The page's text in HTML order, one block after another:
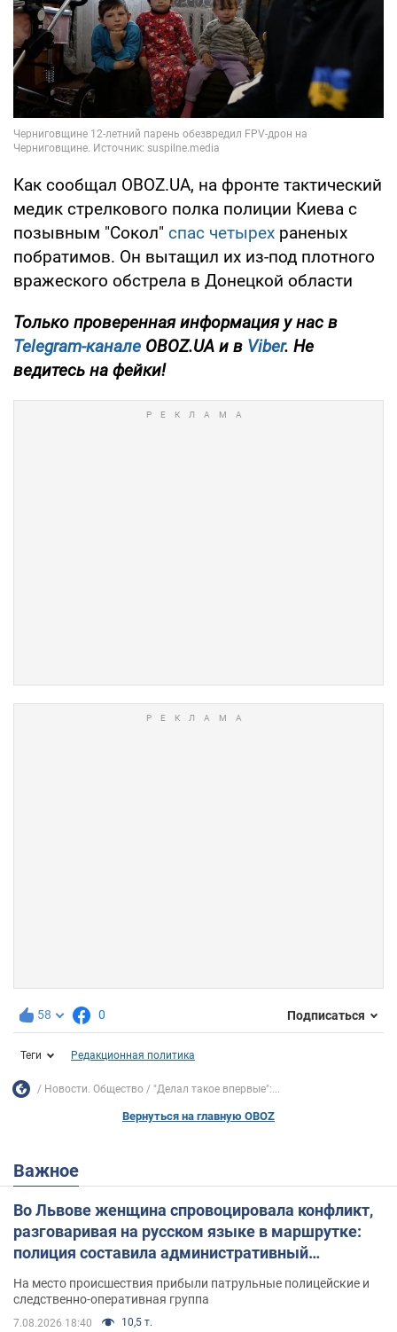
Как сообщал OBOZ.UA, на фронте тактический
медик стрелкового полка полиции Киева с
позывным "Сокол" спас четырех раненых
побратимов. Он вытащил их из-под плотного
вражеского обстрела в Донецкой области
Только проверенная информация у нас в
Telegram-канале OBOZ.UA и в Viber. Не
ведитесь на фейки!
58 0 Подписаться
Теги Редакционная политика
Новости. Общество "Делал такое впервые":...
Вернуться на главную OBOZ
Важное
Во Львове женщина спровоцировала конфликт,
разговаривая на русском языке в маршрутке:
полиция составила административный
На место происшествия прибыли патрульные полицейские и
следственно-оперативная группа
7.08.2026 18:40 10,5 т.